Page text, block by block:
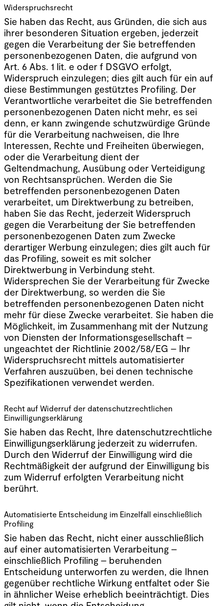
Widerspruchsrecht
Sie haben das Recht, aus Gründen, die sich aus
ihrer besonderen Situation ergeben, jederzeit
gegen die Verarbeitung der Sie betreffenden
personenbezogenen Daten, die aufgrund von
Art. 6 Abs. 1 lit. e oder f DSGVO erfolgt,
Widerspruch einzulegen; dies gilt auch für ein auf
diese Bestimmungen gestütztes Profiling. Der
Verantwortliche verarbeitet die Sie betreffenden
personenbezogenen Daten nicht mehr, es sei
denn, er kann zwingende schutzwürdige Gründe
für die Verarbeitung nachweisen, die Ihre
Interessen, Rechte und Freiheiten überwiegen,
oder die Verarbeitung dient der
Geltendmachung, Ausübung oder Verteidigung
von Rechtsansprüchen. Werden die Sie
betreffenden personenbezogenen Daten
verarbeitet, um Direktwerbung zu betreiben,
haben Sie das Recht, jederzeit Widerspruch
gegen die Verarbeitung der Sie betreffenden
personenbezogenen Daten zum Zwecke
derartiger Werbung einzulegen; dies gilt auch für
das Profiling, soweit es mit solcher
Direktwerbung in Verbindung steht.
Widersprechen Sie der Verarbeitung für Zwecke
der Direktwerbung, so werden die Sie
betreffenden personenbezogenen Daten nicht
mehr für diese Zwecke verarbeitet. Sie haben die
Möglichkeit, im Zusammenhang mit der Nutzung
von Diensten der Informationsgesellschaft –
ungeachtet der Richtlinie 2002/58/EG – Ihr
Widerspruchsrecht mittels automatisierter
Verfahren auszuüben, bei denen technische
Spezifikationen verwendet werden.
Recht auf Widerruf der datenschutzrechtlichen
Einwilligungserklärung
Sie haben das Recht, Ihre datenschutzrechtliche
Einwilligungserklärung jederzeit zu widerrufen.
Durch den Widerruf der Einwilligung wird die
Rechtmäßigkeit der aufgrund der Einwilligung bis
zum Widerruf erfolgten Verarbeitung nicht
berührt.
Automatisierte Entscheidung im Einzelfall einschließlich
Profiling
Sie haben das Recht, nicht einer ausschließlich
auf einer automatisierten Verarbeitung –
einschließlich Profiling – beruhenden
Entscheidung unterworfen zu werden, die Ihnen
gegenüber rechtliche Wirkung entfaltet oder Sie
in ähnlicher Weise erheblich beeinträchtigt. Dies